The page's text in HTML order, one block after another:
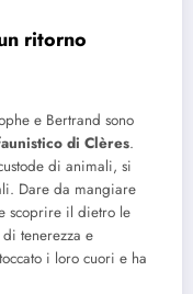
ritorno
e Bertrand sono
di Clères.
di animali, si
Dare da mangiare
scoprire il dietro le
tenerezza e
i loro cuori e ha